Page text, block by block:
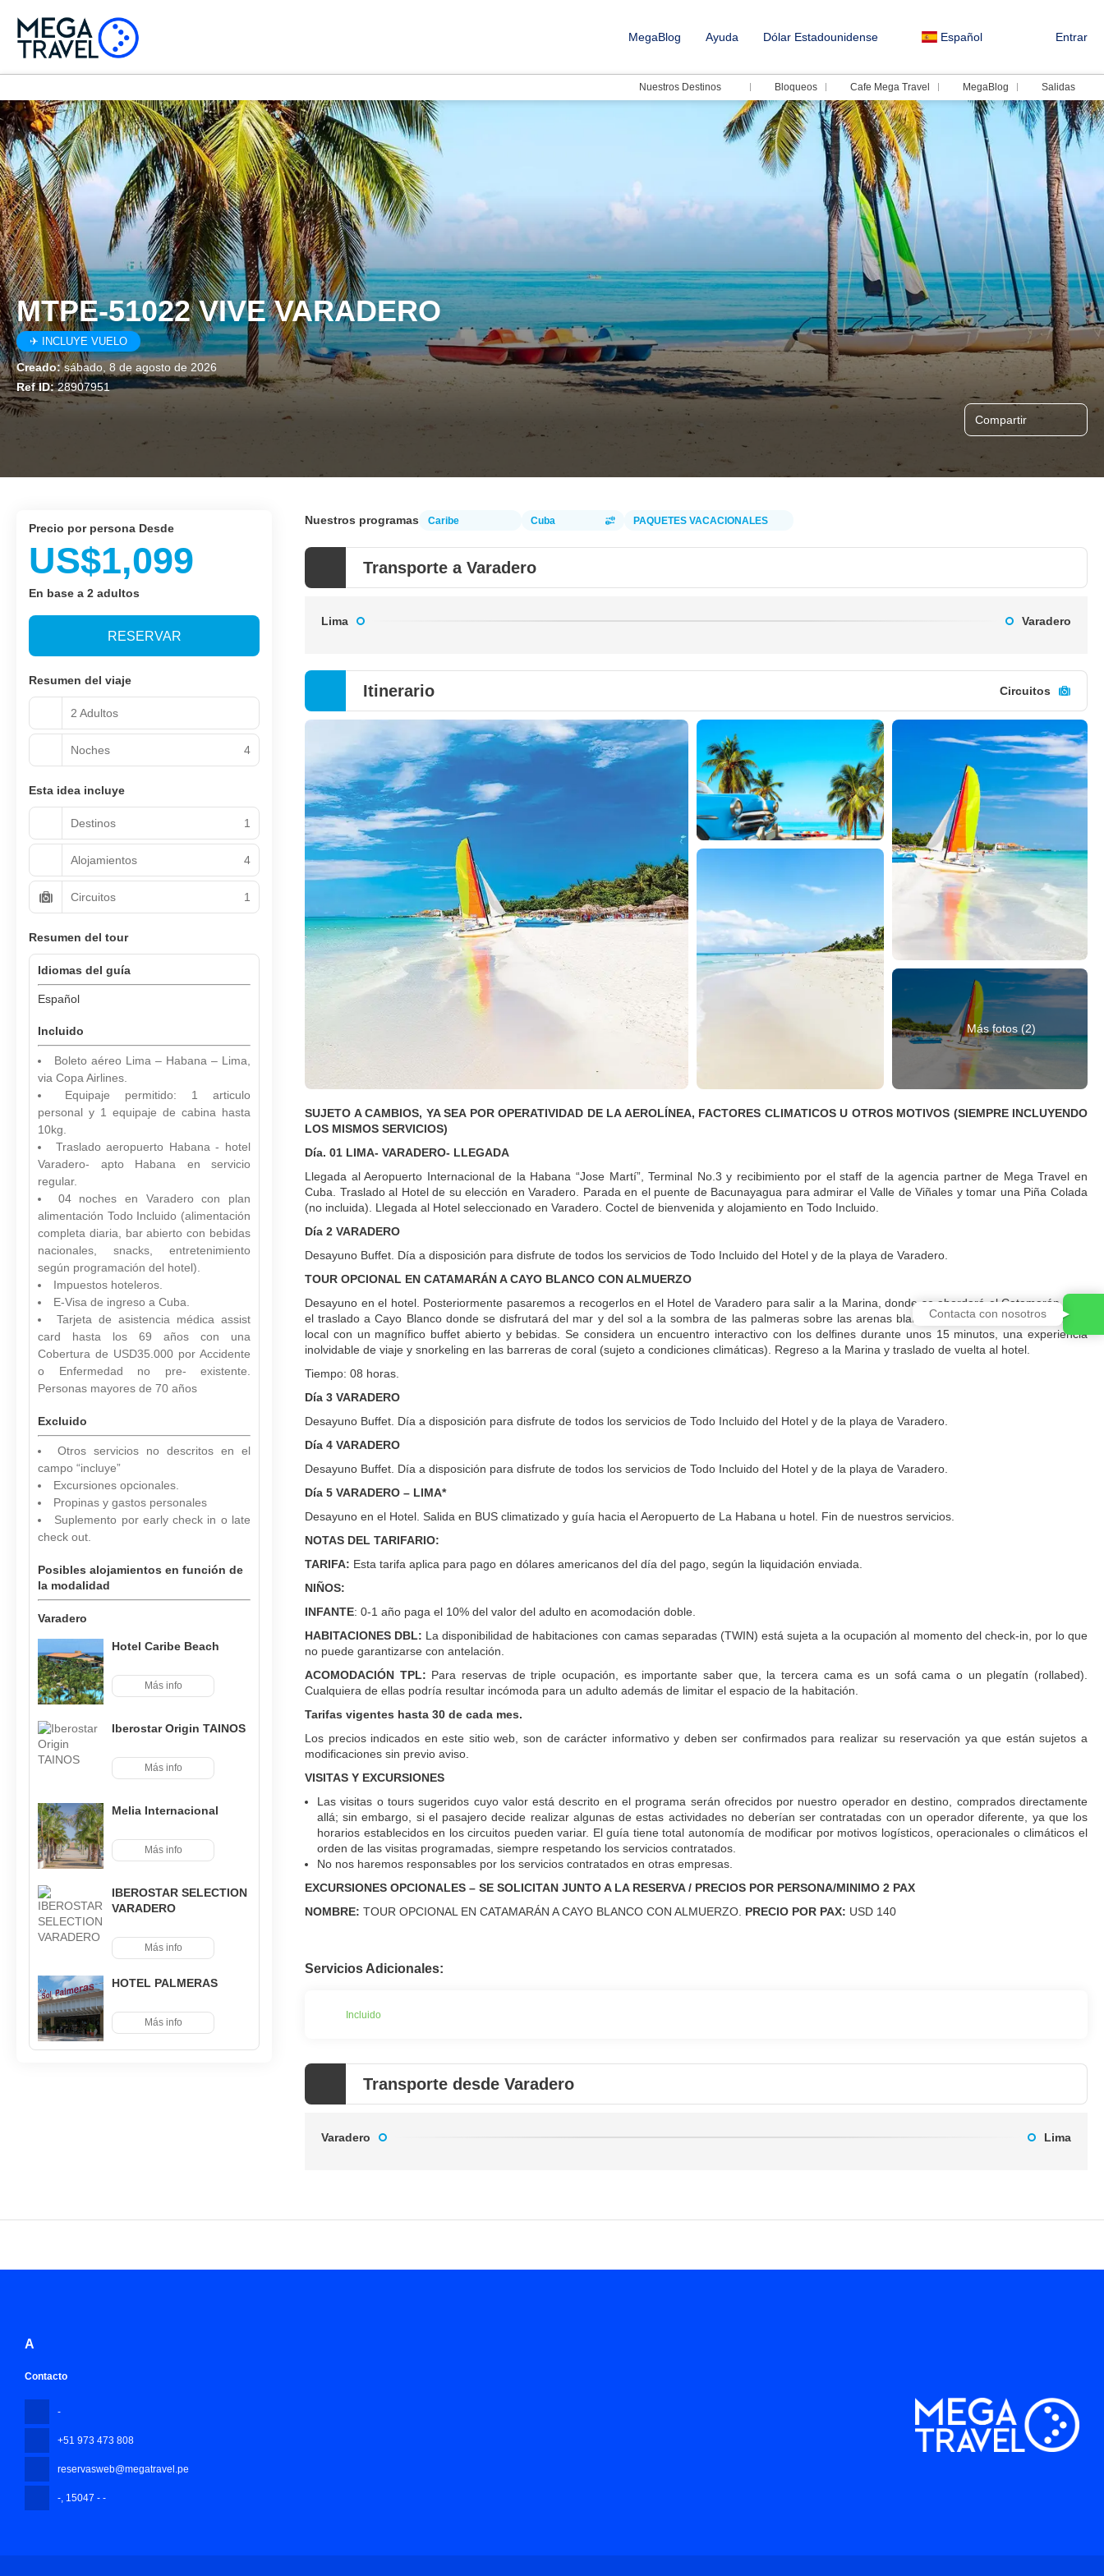
MegaBlog Ayuda Dólar Estadounidense Español Entrar
Nuestros Destinos Bloqueos Cafe Mega Travel MegaBlog Salidas
MTPE-51022 VIVE VARADERO
✈ INCLUYE VUELO
Creado:sábado, 8 de agosto de 2026
Ref ID:28907951
Compartir
Nuestros programas Caribe Cuba PAQUETES VACACIONALES
Transporte a Varadero
Lima Varadero
Itinerario Circuitos
Más fotos (2)
SUJETO A CAMBIOS, YA SEA POR OPERATIVIDAD DE LA AEROLÍNEA, FACTORES CLIMATICOS U OTROS MOTIVOS (SIEMPRE INCLUYENDO
LOS MISMOS SERVICIOS)
Día. 01 LIMA- VARADERO- LLEGADA
Llegada al Aeropuerto Internacional de la Habana “Jose Martí”, Terminal No.3 y recibimiento por el staff de la agencia partner de Mega Travel en
Cuba. Traslado al Hotel de su elección en Varadero. Parada en el puente de Bacunayagua para admirar el Valle de Viñales y tomar una Piña Colada
(no incluida). Llegada al Hotel seleccionado en Varadero. Coctel de bienvenida y alojamiento en Todo Incluido.
Día 2 VARADERO
Desayuno Buffet. Día a disposición para disfrute de todos los servicios de Todo Incluido del Hotel y de la playa de Varadero.
TOUR OPCIONAL EN CATAMARÁN A CAYO BLANCO CON ALMUERZO
Desayuno en el hotel. Posteriormente pasaremos a recogerlos en el Hotel de Varadero para salir a la Marina, donde se abordará el Catamarán para
el traslado a Cayo Blanco donde se disfrutará del mar y del sol a la sombra de las palmeras sobre las arenas blancas. Almuerzo en el restaurante
local con un magnífico buffet abierto y bebidas. Se considera un encuentro interactivo con los delfines durante unos 15 minutos, una experiencia
inolvidable de viaje y snorkeling en las barreras de coral (sujeto a condiciones climáticas). Regreso a la Marina y traslado de vuelta al hotel.
Tiempo: 08 horas.
Día 3 VARADERO
Desayuno Buffet. Día a disposición para disfrute de todos los servicios de Todo Incluido del Hotel y de la playa de Varadero.
Día 4 VARADERO
Desayuno Buffet. Día a disposición para disfrute de todos los servicios de Todo Incluido del Hotel y de la playa de Varadero.
Día 5 VARADERO – LIMA*
Desayuno en el Hotel. Salida en BUS climatizado y guía hacia el Aeropuerto de La Habana u hotel. Fin de nuestros servicios.
NOTAS DEL TARIFARIO:
TARIFA: Esta tarifa aplica para pago en dólares americanos del día del pago, según la liquidación enviada.
NIÑOS:
INFANTE: 0-1 año paga el 10% del valor del adulto en acomodación doble.
HABITACIONES DBL: La disponibilidad de habitaciones con camas separadas (TWIN) está sujeta a la ocupación al momento del check-in, por lo que
no puede garantizarse con antelación.
ACOMODACIÓN TPL: Para reservas de triple ocupación, es importante saber que, la tercera cama es un sofá cama o un plegatín (rollabed).
Cualquiera de ellas podría resultar incómoda para un adulto además de limitar el espacio de la habitación.
Tarifas vigentes hasta 30 de cada mes.
Los precios indicados en este sitio web, son de carácter informativo y deben ser confirmados para realizar su reservación ya que están sujetos a
modificaciones sin previo aviso.
VISITAS Y EXCURSIONES
Las visitas o tours sugeridos cuyo valor está descrito en el programa serán ofrecidos por nuestro operador en destino, comprados directamente
allá; sin embargo, si el pasajero decide realizar algunas de estas actividades no deberían ser contratadas con un operador diferente, ya que los
horarios establecidos en los circuitos pueden variar. El guía tiene total autonomía de modificar por motivos logísticos, operacionales o climáticos el
orden de las visitas programadas, siempre respetando los servicios contratados.
No nos haremos responsables por los servicios contratados en otras empresas.
EXCURSIONES OPCIONALES – SE SOLICITAN JUNTO A LA RESERVA / PRECIOS POR PERSONA/MINIMO 2 PAX
NOMBRE: TOUR OPCIONAL EN CATAMARÁN A CAYO BLANCO CON ALMUERZO. PRECIO POR PAX: USD 140
Servicios Adicionales:
Incluido
Transporte desde Varadero
Varadero Lima
precio por persona Desde
US$1,099
En base a 2 adultos
RESERVAR
Resumen del viaje
2 Adultos
Noches 4
Esta idea incluye
Destinos 1
Alojamientos 4
Circuitos 1
Resumen del tour
Idiomas del guía
Español
Incluido
Boleto aéreo Lima – Habana – Lima,
via Copa Airlines.
Equipaje permitido: 1 articulo
personal y 1 equipaje de cabina hasta
10kg.
Traslado aeropuerto Habana - hotel
Varadero- apto Habana en servicio
regular.
04 noches en Varadero con plan
alimentación Todo Incluido (alimentación
completa diaria, bar abierto con bebidas
nacionales, snacks, entretenimiento
según programación del hotel).
Impuestos hoteleros.
E-Visa de ingreso a Cuba.
Tarjeta de asistencia médica assist
card hasta los 69 años con una
Cobertura de USD35.000 por Accidente
o Enfermedad no pre- existente.
Personas mayores de 70 años
Excluido
Otros servicios no descritos en el
campo “incluye”
Excursiones opcionales.
Propinas y gastos personales
Suplemento por early check in o late
check out.
Posibles alojamientos en función de
la modalidad
Varadero
Hotel Caribe Beach
Más info
Iberostar Origin TAINOS
Más info
Melia Internacional
Más info
IBEROSTAR SELECTION
VARADERO
Más info
HOTEL PALMERAS
Más info
A
Contacto
-
+51 973 473 808
reservasweb@megatravel.pe
-, 15047 - -
Contacta con nosotros